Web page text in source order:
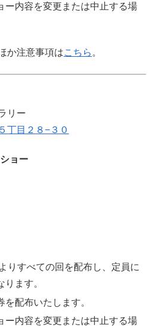
ー内容を変更または中止する場
か注意事項はこちら 。
リー
丁目２８−３０
ョー
りすべての回を配布し、定員に
ます。
配布いたします。
ー内容を変更または中止する場